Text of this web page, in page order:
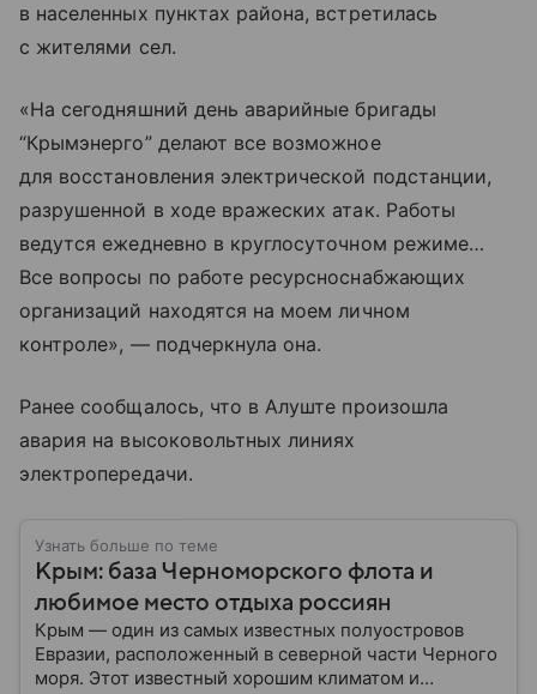
в населенных пунктах района, встретилась
с жителями сел.
«На сегодняшний день аварийные бригады
“Крымэнерго” делают все возможное
для восстановления электрической подстанции,
разрушенной в ходе вражеских атак. Работы
ведутся ежедневно в круглосуточном режиме…
Все вопросы по работе ресурсноснабжающих
организаций находятся на моем личном
контроле», — подчеркнула она.
Ранее сообщалось, что в Алуште произошла
авария на высоковольтных линиях
электропередачи.
Узнать больше по теме
Крым: база Черноморского флота и
любимое место отдыха россиян
Крым — один из самых известных полуостровов
Евразии, расположенный в северной части Черного
моря. Этот известный хорошим климатом и